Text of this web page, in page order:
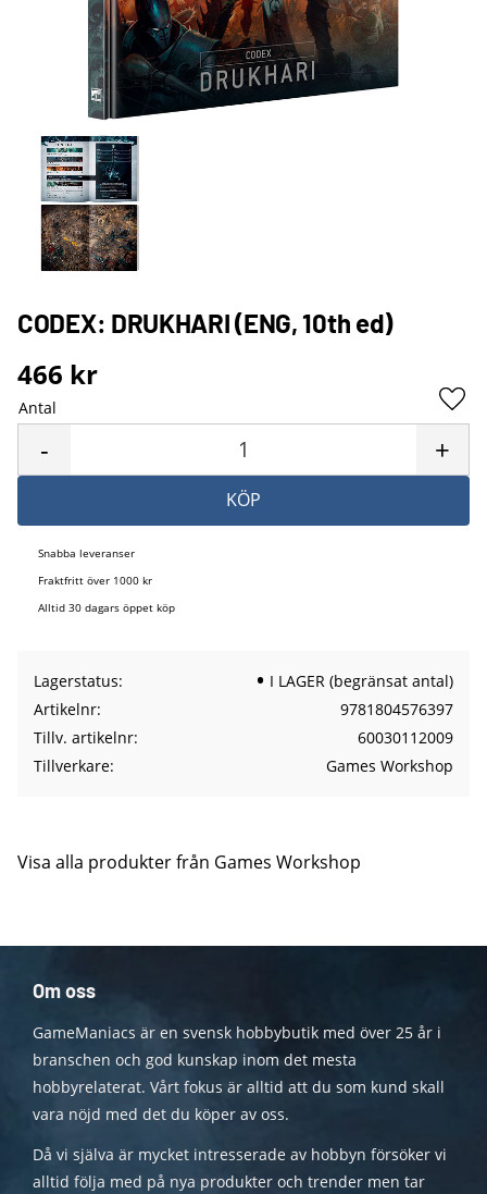
CODEX: DRUKHARI (ENG, 10th ed)
466 kr
Antal
+
-
KÖP
Snabba leveranser
Fraktfritt över 1000 kr
Alltid 30 dagars öppet köp
Lagerstatus
I LAGER (begränsat antal)
Artikelnr
9781804576397
Tillv. artikelnr
60030112009
Tillverkare
Games Workshop
Visa alla produkter från Games Workshop
Om oss
GameManiacs är en svensk hobbybutik med över 25 år i
branschen och god kunskap inom det mesta
hobbyrelaterat. Vårt fokus är alltid att du som kund skall
vara nöjd med det du köper av oss.
Då vi själva är mycket intresserade av hobbyn försöker vi
alltid följa med på nya produkter och trender men tar